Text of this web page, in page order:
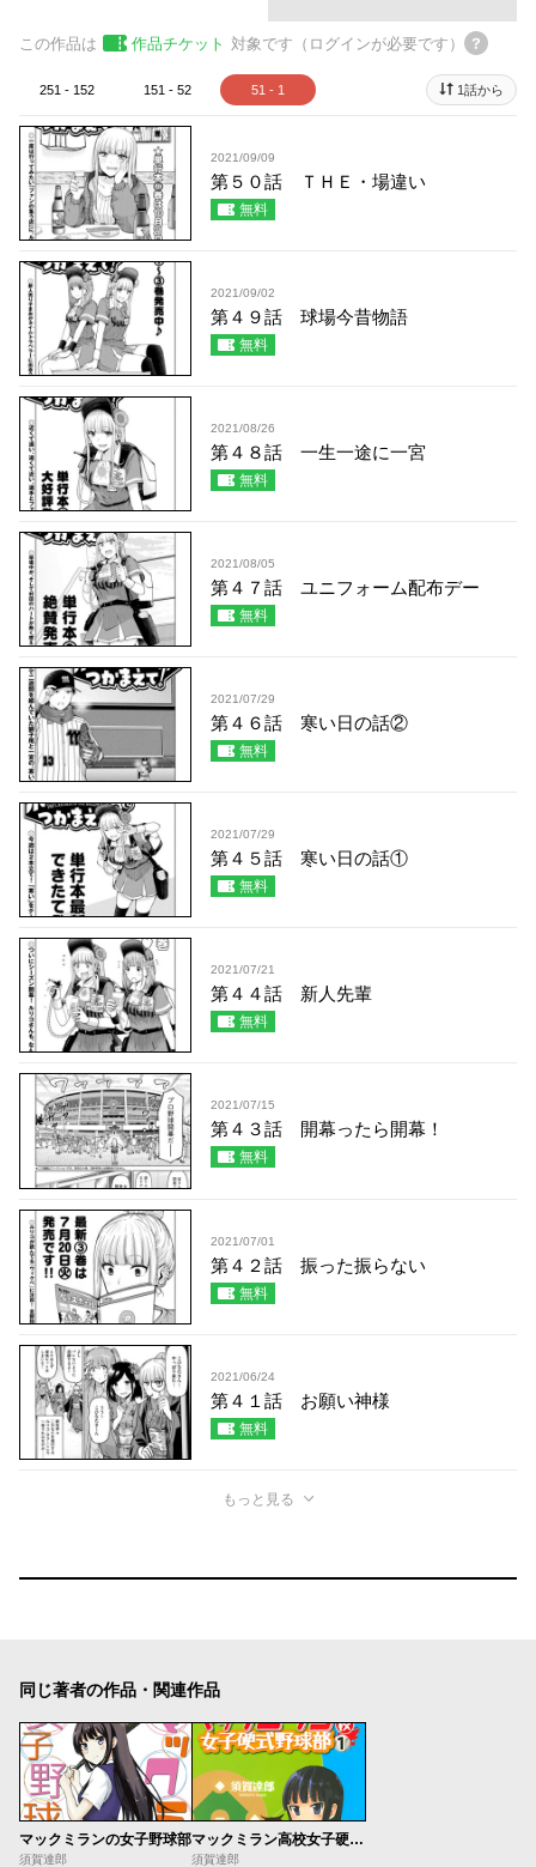
この作品は 作品チケット 対象です（ログインが必要です）
251 - 152 151 - 52 51 - 1 1話から
2021/09/09
第５０話 ＴＨＥ・場違い
無料
2021/09/02
第４９話 球場今昔物語
無料
2021/08/26
第４８話 一生一途に一宮
無料
2021/08/05
第４７話 ユニフォーム配布デー
無料
2021/07/29
第４６話 寒い日の話②
無料
2021/07/29
第４５話 寒い日の話①
無料
2021/07/21
第４４話 新人先輩
無料
2021/07/15
第４３話 開幕ったら開幕！
無料
2021/07/01
第４２話 振った振らない
無料
2021/06/24
第４１話 お願い神様
無料
もっと見る
同じ著者の作品・関連作品
マックミランの女子野球部
須賀達郎
マックミラン高校女子硬式野球部
須賀達郎